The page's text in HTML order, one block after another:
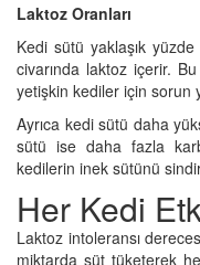
Laktoz Oranları
Kedi sütü yaklaşık
civarında laktoz içerir.
yetişkin kediler için sorun
Ayrıca kedi sütü daha
sütü ise daha fazla
kedilerin inek sütünü
Her Kedi
Laktoz intoleransı
miktarda süt tüketerek